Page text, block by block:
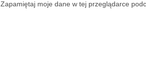
Zapamiętaj moje dane w tej przeglądarce